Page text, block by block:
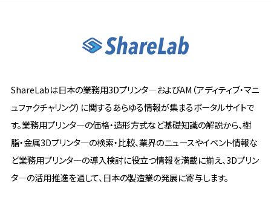
ShareLabは日本の業務用3Dプリンタ―およびAM（アディティブ・マニ
ュファクチャリング）に関するあらゆる情報が集まるポータルサイトで
す。業務用プリンタ―の価格・造形方式など基礎知識の解説から、樹
脂・金属3Dプリンタ―の検索・比較、業界のニュースやイベント情報な
ど業務用プリンタ―の導入検討に役立つ情報を満載に揃え、3Dプリン
タ―の活用推進を通して、日本の製造業の発展に寄与します。